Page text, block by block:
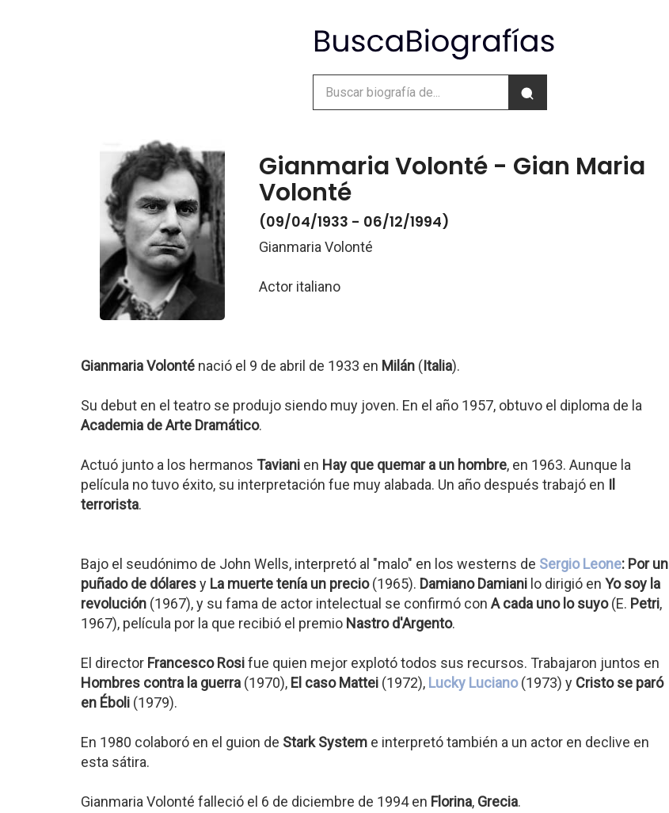
Gianmaria Volonté - Gian Maria
Volonté
(09/04/1933 - 06/12/1994)
Gianmaria Volonté
Actor italiano
Gianmaria Volonté nació el 9 de abril de 1933 en Milán (Italia).
Su debut en el teatro se produjo siendo muy joven. En el año 1957, obtuvo el diploma de la
Academia de Arte Dramático.
Actuó junto a los hermanos Taviani en Hay que quemar a un hombre, en 1963. Aunque la
película no tuvo éxito, su interpretación fue muy alabada. Un año después trabajó en Il
terrorista.
Bajo el seudónimo de John Wells, interpretó al "malo" en los westerns de Sergio Leone: Por un
puñado de dólaresy La muerte tenía un precio(1965). Damiano Damiani lo dirigió en Yo soy la
revolución (1967), y su fama de actor intelectual se confirmó con A cada uno lo suyo(E. Petri,
1967), película por la que recibió el premio Nastro d'Argento.
El director Francesco Rosifue quien mejor explotó todos sus recursos. Trabajaron juntos en
Hombres contra la guerra (1970), El caso Mattei (1972), Lucky Luciano(1973) y Cristo se paró
en Éboli (1979).
En 1980 colaboró en el guion de Stark System e interpretó también a un actor en declive en
esta sátira.
Gianmaria Volonté falleció el 6 de diciembre de 1994 en Florina, Grecia.